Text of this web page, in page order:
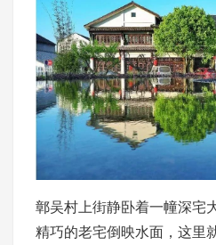
鄣吴村上街静卧着一幢深宅
精巧的老宅倒映水面，这里